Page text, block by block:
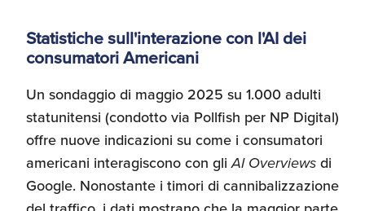
Statistiche sull'interazione con l'AI dei
consumatori Americani
Un sondaggio di maggio 2025 su 1.000 adulti
statunitensi (condotto via Pollfish per NP Digital)
offre nuove indicazioni su come i consumatori
americani interagiscono con gliAI Overviews di
Google. Nonostante i timori di cannibalizzazione